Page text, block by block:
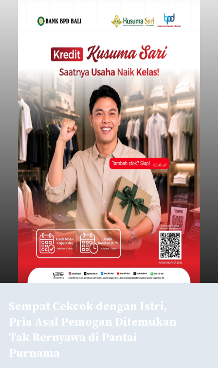
Sempat Cekcok dengan Istri,
Pria Asal Pemogan Ditemukan
Tak Bernyawa di Pantai
Purnama